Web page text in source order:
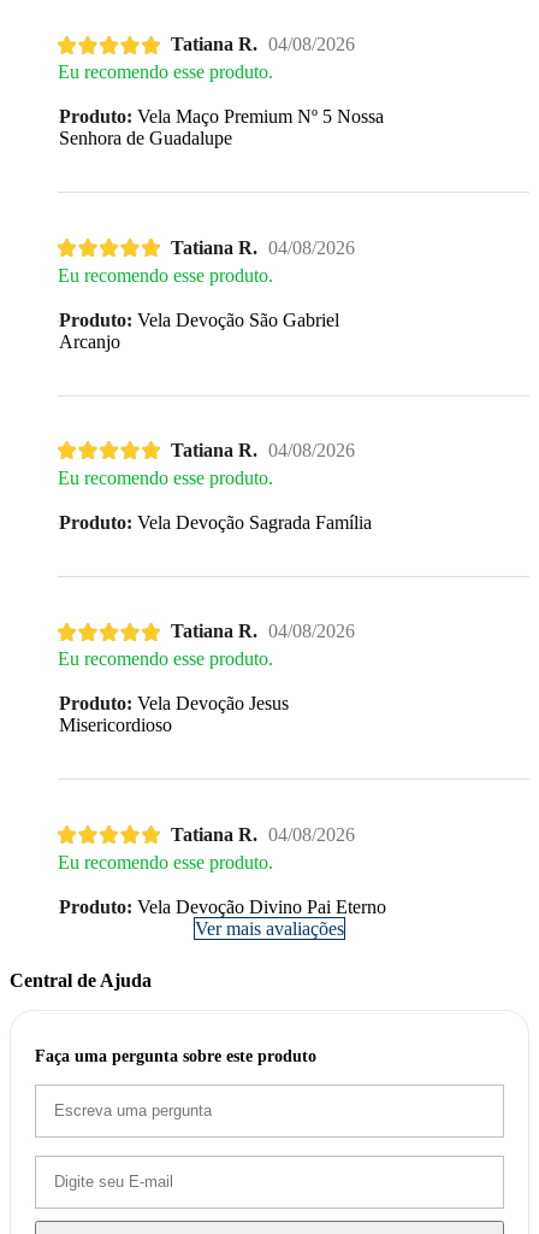
Tatiana R. 04/08/2026
Eu recomendo esse produto.
Produto: Vela Maço Premium Nº 5 Nossa
Senhora de Guadalupe
Tatiana R. 04/08/2026
Eu recomendo esse produto.
Produto: Vela Devoção São Gabriel
Arcanjo
Tatiana R. 04/08/2026
Eu recomendo esse produto.
Produto: Vela Devoção Sagrada Família
Tatiana R. 04/08/2026
Eu recomendo esse produto.
Produto: Vela Devoção Jesus
Misericordioso
Tatiana R. 04/08/2026
Eu recomendo esse produto.
Produto: Vela Devoção Divino Pai Eterno
Ver mais avaliações
Central de Ajuda
Faça uma pergunta sobre este produto